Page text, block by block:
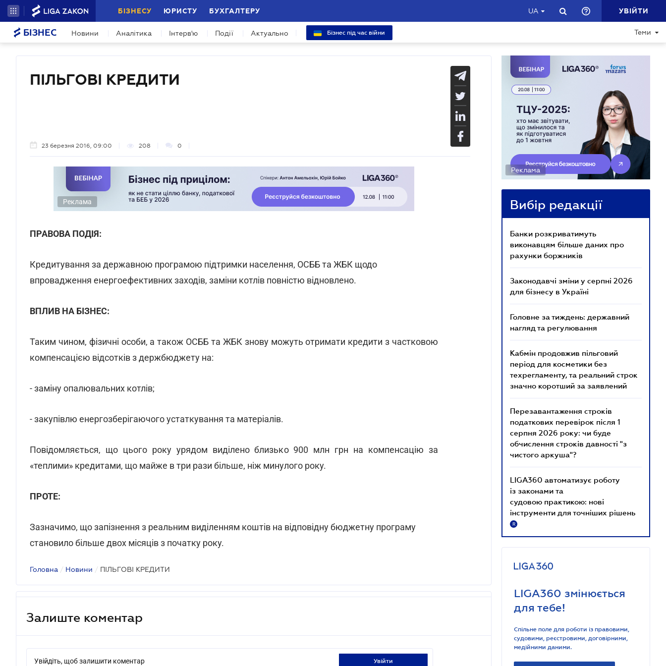
БІЗНЕСУ ЮРИСТУ БУХГАЛТЕРУ UA УВІЙТИ
БІЗНЕС Новини Аналітика Інтерв'ю Події Актуально Бізнес під час війни Теми
ПІЛЬГОВІ КРЕДИТИ
23 березня 2016, 09:00 208 0
Реклама
ПРАВОВА ПОДІЯ:
Кредитування за державною програмою підтримки населення, ОСББ та ЖБК щодо
впровадження енергоефективних заходів, заміни котлів повністю відновлено.
ВПЛИВ НА БІЗНЕС:
Таким чином, фізичні особи, а також ОСББ та ЖБК знову можуть отримати кредити з частковою
компенсацією відсотків з держбюджету на:
- заміну опалювальних котлів;
- закупівлю енергозберігаючого устаткування та матеріалів.
Повідомляється, що цього року урядом виділено близько 900 млн грн на компенсацію за
«теплими» кредитами, що майже в три рази більше, ніж минулого року.
ПРОТЕ:
Зазначимо, що запізнення з реальним виділенням коштів на відповідну бюджетну програму
становило більше двох місяців з початку року.
Головна / Новини / ПІЛЬГОВІ КРЕДИТИ
Залиште коментар
Увійдіть, щоб залишити коментар увійти
Реклама
Вибір редакції
Банки розкриватимуть
виконавцям більше даних про
рахунки боржників
Законодавчі зміни у серпні 2026
для бізнесу в Україні
Головне за тиждень: державний
нагляд та регулювання
Кабмін продовжив пільговий
період для косметики без
техрегламенту, та реальний строк
значно коротший за заявлений
Перезавантаження строків
податкових перевірок після 1
серпня 2026 року: чи буде
обчислення строків давності "з
чистого аркуша"?
LIGA360 автоматизує роботу
із законами та
судовою практикою: нові
інструменти для точніших рішень
R
LIGA360 змінюється
для тебе!
Спільне поле для роботи із правовими,
судовими, реєстровими, договірними,
медійними даними.